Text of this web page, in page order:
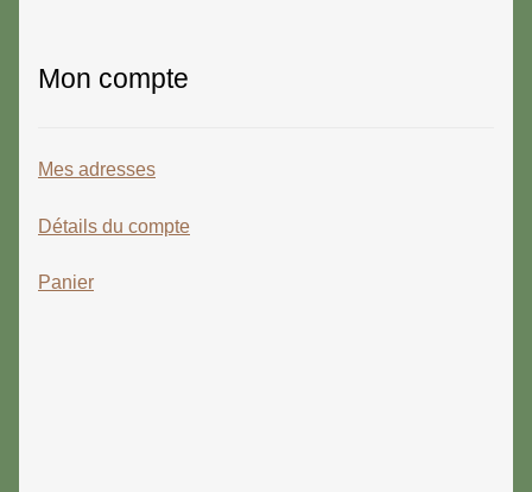
Mon compte
Mes adresses
Détails du compte
Panier